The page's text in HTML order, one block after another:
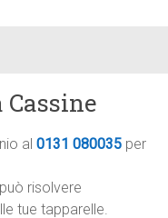
al 0131 080035 per
risolvere
tue tapparelle.